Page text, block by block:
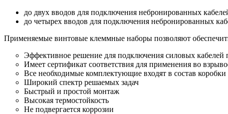
до двух вводов для подключения небронированных
до четырех вводов для подключения небронированных
Применяемые винтовые клеммные наборы позволяют
Эффективное решение для подключения силовых кабелей
Имеет сертификат соответствия для применения во
Все необходимые комплектующие входят в состав коробки
Широкий спектр решаемых задач
Быстрый и простой монтаж
Высокая термостойкость
Не подвергается коррозии